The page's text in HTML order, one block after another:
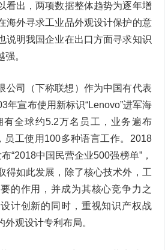
看出，两项数据整体趋势为逐年增
海外寻求工业品外观设计保护的意
说明我国企业在出口方面寻求知识
。
公司（下称联想）作为中国有代表
年宣布使用新标识“Lenovo”进军海
有全球约5.2万名员工，业务遍布
员工使用100多种语言工作。2018
“2018中国民营企业500强榜单”，
得如此发展，除了核心技术外，工
的作用，并成为其核心竞争力之
计创新的同时，重视知识产权战
观设计专利布局。